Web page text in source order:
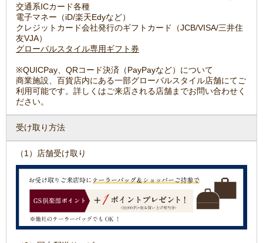
交通系ICカード各種
電子マネー（iD/楽天Edyなど）
クレジットカード会社発行のギフトカード（JCB/VISA/三井住
友VJA）
グローバルスタイル専用ギフト券
※QUICPay、QRコード決済（PayPayなど）について
商業施設、百貨店内にある一部グローバルスタイル店舗にてご
利用可能です。詳しくはご来店される店舗までお問い合わせく
ださい。
受け取り方法
（1）店舗受け取り